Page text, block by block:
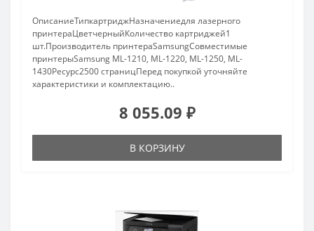
ОписаниеТипкартриджНазначениедля лазерного
принтераЦветчерныйКоличество картриджей1
шт.Производитель принтераSamsungСовместимые
принтерыSamsung ML-1210, ML-1220, ML-1250, ML-
1430Ресурс2500 страницПеред покупкой уточняйте
характеристики и комплектацию..
8 055.09 ₽
В КОРЗИНУ